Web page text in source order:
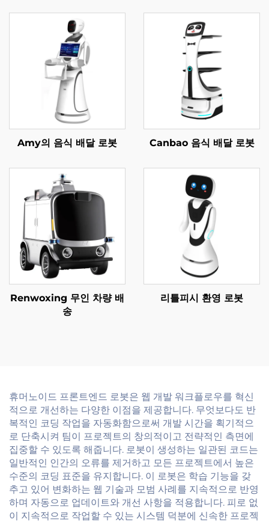
Amy의 음식 배달 로봇 Canbao 음식 배달 로봇
Renwoxing 무인 차량 배
송
리틀피시 환영 로봇
휴머노이드 프론트엔드 로봇은 웹 개발 워크플로우를 혁신
적으로 개선하는 다양한 이점을 제공합니다. 무엇보다도 반
복적인 코딩 작업을 자동화함으로써 개발 시간을 획기적으
로 단축시켜 팀이 프로젝트의 창의적이고 전략적인 측면에
집중할 수 있도록 해줍니다. 로봇이 생성하는 일관된 코드는
일반적인 인간의 오류를 제거하고 모든 프로젝트에서 높은
수준의 코딩 표준을 유지합니다. 이 로봇은 학습 기능을 갖
추고 있어 변화하는 웹 기술과 모범 사례를 지속적으로 반영
하며 자동으로 업데이트와 개선 사항을 적용합니다. 피로 없
이 지속적으로 작업할 수 있는 시스템 덕분에 신속한 프로젝